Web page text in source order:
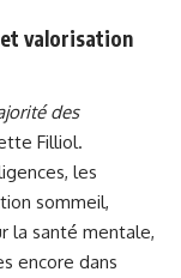
valorisation
des
Filliol.
les
sommeil,
la santé mentale,
encore dans